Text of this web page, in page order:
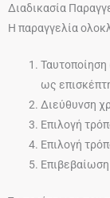
Διαδικασία
Η παραγγελία
ως
Διεύθυνση
Επιλογή
Επιλογή